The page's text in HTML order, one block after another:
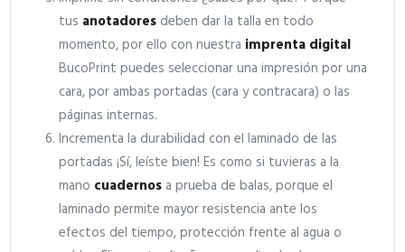
tus anotadores deben dar la talla en todo
momento, por ello con nuestra imprenta digital
BucoPrint puedes seleccionar una impresión por una
cara, por ambas portadas (cara y contracara) o las
páginas internas.
Incrementa la durabilidad con el laminado de las
portadas ¡Sí, leíste bien! Es como si tuvieras a la
mano cuadernos a prueba de balas, porque el
laminado permite mayor resistencia ante los
efectos del tiempo, protección frente al agua o